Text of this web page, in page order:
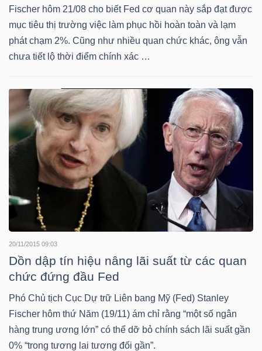
Fischer hôm 21/08 cho biết Fed cơ quan này sắp đạt được
mục tiêu thị trường việc làm phục hồi hoàn toàn và lạm
phát chạm 2%. Cũng như nhiều quan chức khác, ông vẫn
chưa tiết lộ thời điểm chính xác …
20/11/2015 09:03
Dồn dập tín hiệu nâng lãi suất từ các quan
chức đứng đầu Fed
Phó Chủ tịch Cục Dự trữ Liên bang Mỹ (Fed) Stanley
Fischer hôm thứ Năm (19/11) ám chỉ rằng “một số ngân
hàng trung ương lớn” có thể dỡ bỏ chính sách lãi suất gần
0% “trong tương lai tương đối gần”.
YẾU
DÙNG
THIẾT
YẾU
CHĂM
SÓC
SỨC
KHỎE
TÀI
CHÍNH